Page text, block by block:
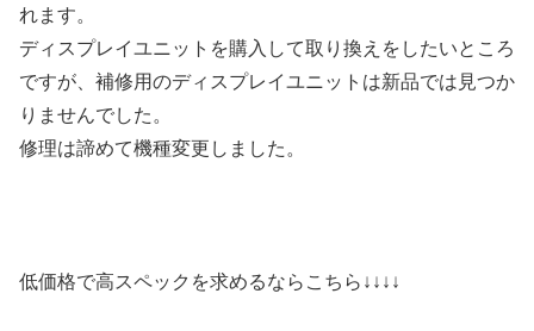
れます。
ディスプレイユニットを購入して取り換えをしたいところ
ですが、補修用のディスプレイユニットは新品では見つか
りませんでした。
修理は諦めて機種変更しました。
低価格で高スペックを求めるならこちら↓↓↓↓